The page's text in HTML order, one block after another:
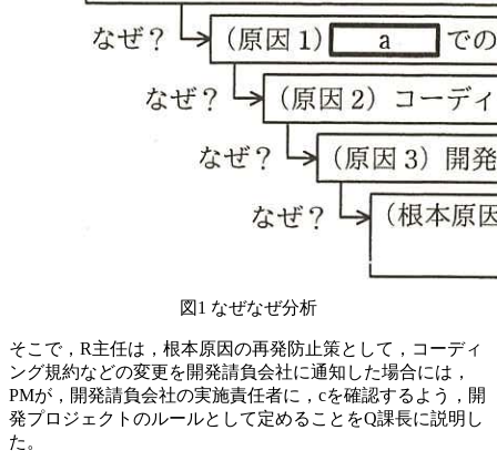
図1 なぜなぜ分析
そこで，R主任は，根本原因の再発防止策として，コーディ
ング規約などの変更を開発請負会社に通知した場合には，
PMが，開発請負会社の実施責任者に， cを確認するよう，開
発プロジェクトのルールとして定めることをQ課長に説明し
た。